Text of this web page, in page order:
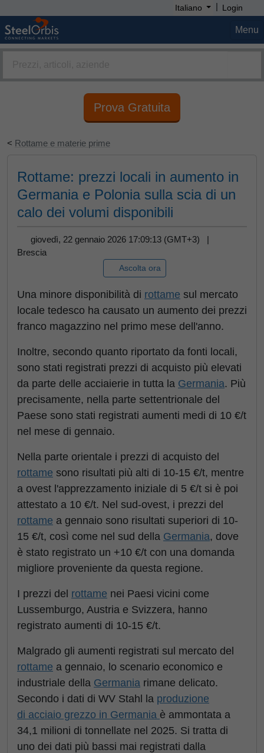
Italiano | Login
Menu
Prova Gratuita
< Rottame e materie prime
Rottame: prezzi locali in aumento in
Germania e Polonia sulla scia di un
calo dei volumi disponibili
giovedì, 22 gennaio 2026 17:09:13 (GMT+3) |
Brescia
Ascolta ora
Una minore disponibilità di rottame sul mercato
locale tedesco ha causato un aumento dei prezzi
franco magazzino nel primo mese dell'anno.
Inoltre, secondo quanto riportato da fonti locali,
sono stati registrati prezzi di acquisto più elevati
da parte delle acciaierie in tutta la Germania. Più
precisamente, nella parte settentrionale del
Paese sono stati registrati aumenti medi di 10 €/t
nel mese di gennaio.
Nella parte orientale i prezzi di acquisto del
rottame sono risultati più alti di 10-15 €/t, mentre
a ovest l'apprezzamento iniziale di 5 €/t si è poi
attestato a 10 €/t. Nel sud-ovest, i prezzi del
rottame a gennaio sono risultati superiori di 10-
15 €/t, così come nel sud della Germania, dove
è stato registrato un +10 €/t con una domanda
migliore proveniente da questa regione.
I prezzi del rottame nei Paesi vicini come
Lussemburgo, Austria e Svizzera, hanno
registrato aumenti di 10-15 €/t.
Malgrado gli aumenti registrati sul mercato del
rottame a gennaio, lo scenario economico e
industriale della Germania rimane delicato.
Secondo i dati di WV Stahl la produzione
di acciaio grezzo in Germania è ammontata a
34,1 milioni di tonnellate nel 2025. Si tratta di
uno dei dati più bassi mai registrati dalla